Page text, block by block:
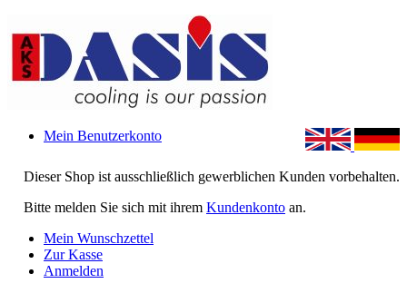
Dieser Shop ist ausschließlich gewerblichen Kunden vorbehalten.
Bitte melden Sie sich mit ihrem Kundenkonto an.
Mein Benutzerkonto
Mein Wunschzettel
Zur Kasse
Anmelden